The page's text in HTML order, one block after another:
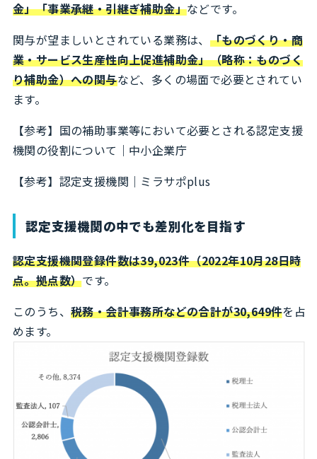
金」「事業承継・引継ぎ補助金」などです。
関与が望ましいとされている業務は、 「ものづくり・商
業・サービス生産性向上促進補助金」（略称：ものづく
り補助金）への関与など、多くの場面で必要とされてい
ます。
【参考】 国の補助事業等において必要とされる認定支援
機関の役割について｜中小企業庁
【参考】 認定支援機関｜ミラサポplus
認定支援機関の中でも差別化を目指す
認定支援機関登録件数は39,023件（2022年10月28日時
点。拠点数）です。
このうち、 税務・会計事務所などの合計が30,649件を占
めます。